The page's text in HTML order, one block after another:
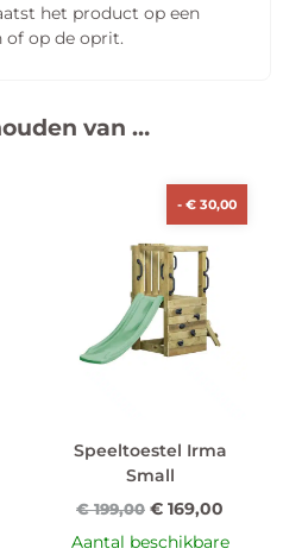
het product op een
of op de oprit.
van …
-€ 30,00
Speeltoestel Irma
Small
€199,00 € 169,00
Aantal beschikbare